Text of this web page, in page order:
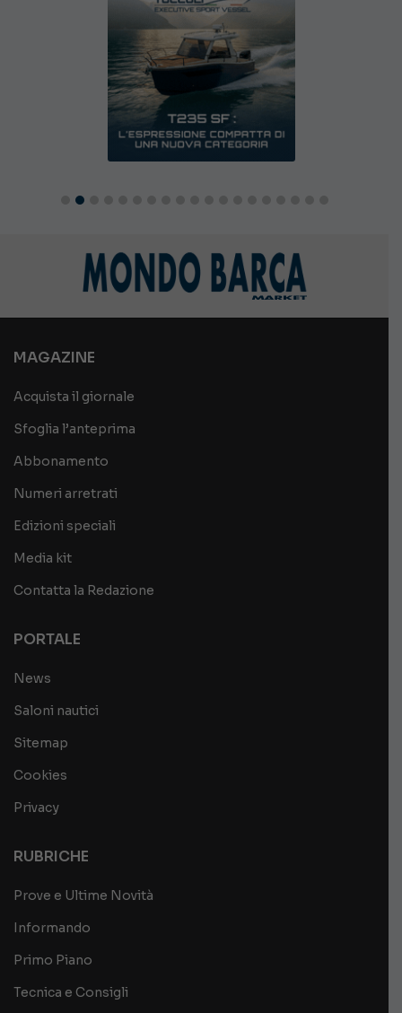
MAGAZINE
Acquista il giornale
Sfoglia l’anteprima
Abbonamento
Numeri arretrati
Edizioni speciali
Media kit
Contatta la Redazione
PORTALE
News
Saloni nautici
Sitemap
Cookies
Privacy
RUBRICHE
Prove e Ultime Novità
Informando
Primo Piano
Tecnica e Consigli